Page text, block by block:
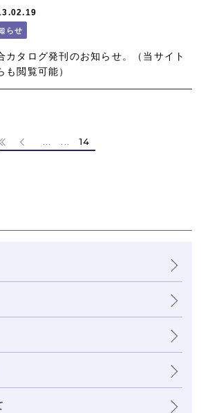
らせ
カタログ発刊のお知らせ。（当サイト
も閲覧可能）
... ... 14